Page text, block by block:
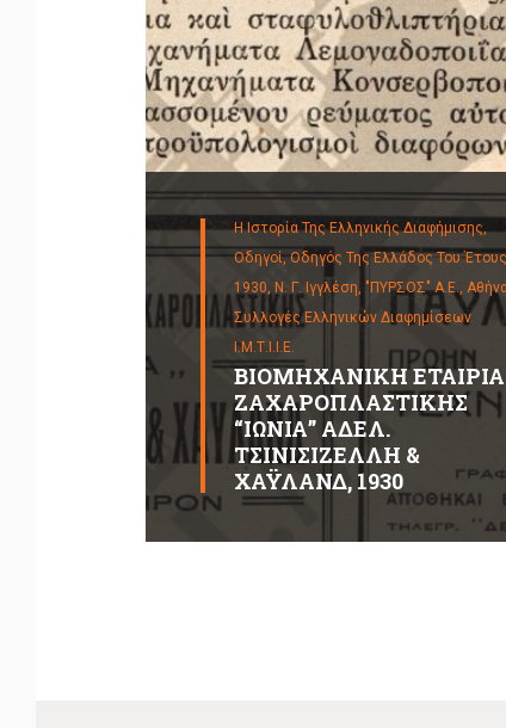
Η Ιστορία Της Ελληνικής Διαφήμισης,
Οδηγοί,Οδηγός Της Ελλάδος Του Έτους
1930, Ν. Γ. Ιγγλέση, "ΠΥΡΣΟΣ" Α.Ε.,
Συλλογές Ελληνικών Διαφημίσεων
Ι.Μ.Τ.Ι.Ι.Ε.
ΒΙΟΜΗΧΑΝΙΚΗ ΕΤΑΙΡΙΑ
ΖΑΧΑΡΟΠΛΑΣΤΙΚΗΣ
“ΙΩΝΙΑ” ΑΔΕΛ.
ΤΣΙΝΙΣΙΖΕΛΛΗ &
ΧΑΫΛΑΝΔ, 1930